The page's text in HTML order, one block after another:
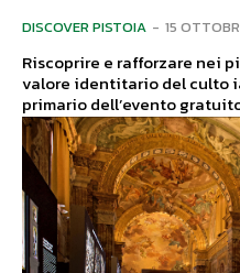
DISCOVER PISTOIA - 15
Riscoprire e rafforzare nei
valore identitario del culto
primario dell’evento